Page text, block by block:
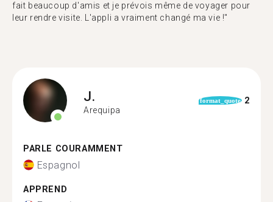
fait beaucoup d'amis et je prévois même de voyager pour
leur rendre visite. L'appli a vraiment changé ma vie !"
J.
Arequipa
format_quote 2
PARLE COURAMMENT
Espagnol
APPREND